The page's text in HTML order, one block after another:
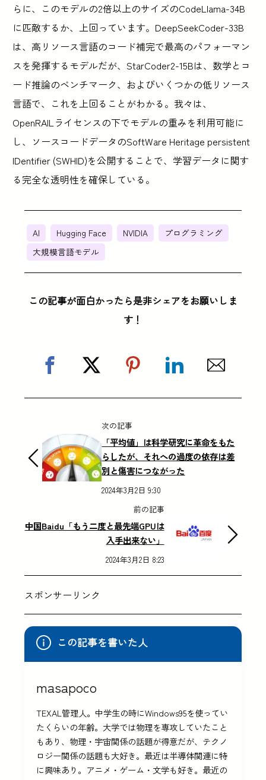
らに、このモデルの2倍以上のサイズのCodeLlama-34B
に匹敵するか、上回っています。DeepSeekCoder-33B
は、高リソース言語のコード補完で最高のパフォーマン
スを発揮するモデルだが、StarCoder2-15Bは、数学とコ
ード推論のベンチマーク、およびいくつかの低リソース
言語で、これを上回ることがわかる。我々は、
OpenRAILライセンスの下でモデルの重みを利用可能に
し、ソースコードデータのSoftWare Heritage persistent
IDentifier (SWHID)を公開することで、学習データに関す
る完全な透明性を確保している。
AI Hugging Face NVIDIA
プログラミング
大規模言語モデル
この記事が面白かったら是非シェアをお願いしま
す！
次の記事
「平均値」は科学研究に革命をもた
らしたが、それへの過度の依存は差
別と傷害につながった
2024年3月2日 9:30
前の記事
中国Baidu「もう二度と最先端GPUは
入手出来ない」
2024年3月2日 8:23
スポンサーリンク
この記事を書いた人
masapoco
TEXAL管理人。中学生の時にWindows95を使ってい
たくらいの年齢。大学では物理を専攻していたこと
もあり、物理・宇宙関係の話題が得意だが、テクノ
ロジー関係の話題も大好き。最近は半導体関連に特
に興味あり。アニメ・ゲーム・文学も好き。最近の